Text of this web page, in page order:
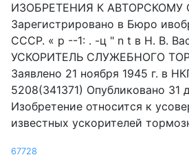
ИЗОБРЕТЕНИЯ К АВТОРСКОМУ
Зарегистрировано в Бюро
СССР. « р --1: . -ц " n t в Н. В.
УСКОРИТЕЛЬ СЛУЖЕБНОГО
Заявлено 21 ноября 1945 г. в
5208(341371) Опубликовано 31
Изобретение относится к
известных ускорителей
67728